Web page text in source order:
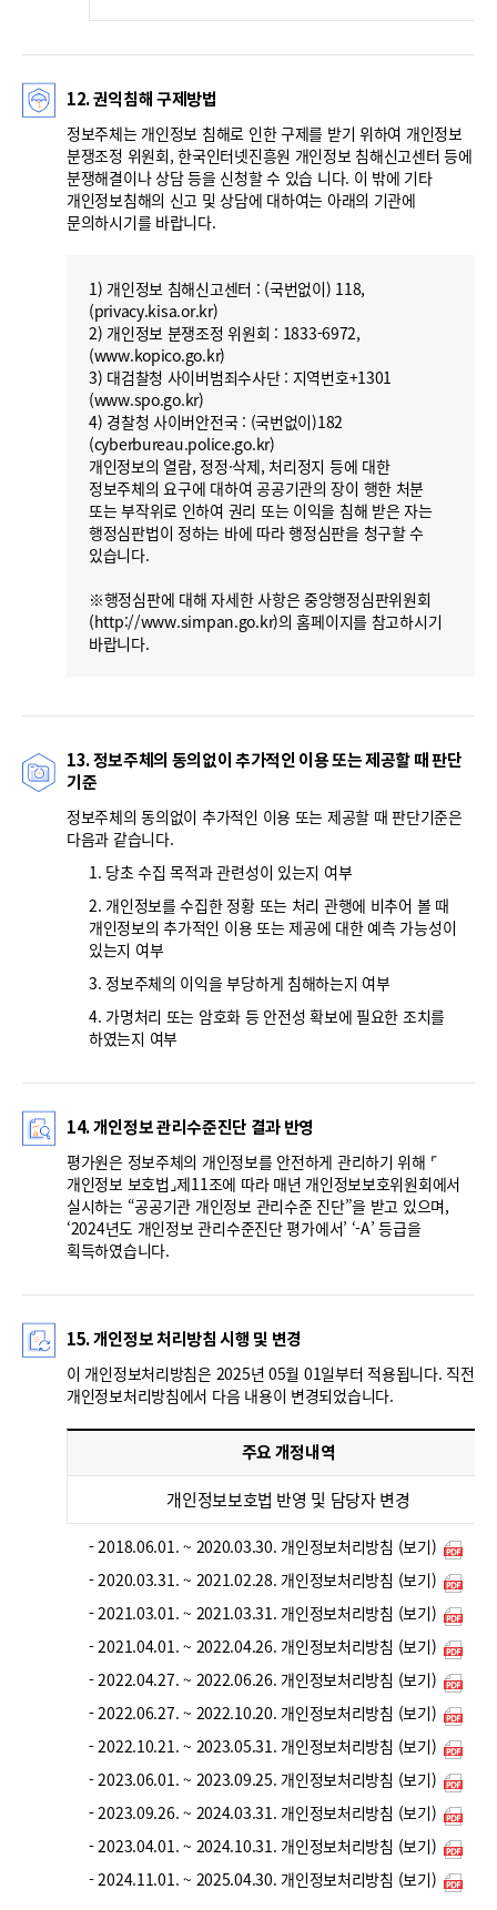
12. 권익침해 구제방법
정보주체는 개인정보 침해로 인한 구제를 받기 위하여 개인정보
분쟁조정 위원회, 한국인터넷진흥원 개인정보 침해신고센터 등에
분쟁해결이나 상담 등을 신청할 수 있습 니다. 이 밖에 기타
개인정보침해의 신고 및 상담에 대하여는 아래의 기관에
문의하시기를 바랍니다.
1) 개인정보 침해신고센터 : (국번없이) 118,
(privacy.kisa.or.kr)
2) 개인정보 분쟁조정 위원회 : 1833-6972,
(www.kopico.go.kr)
3) 대검찰청 사이버범죄수사단 : 지역번호+1301
(www.spo.go.kr)
4) 경찰청 사이버안전국 : (국번없이)182
(cyberbureau.police.go.kr)
개인정보의 열람, 정정·삭제, 처리정지 등에 대한
정보주체의 요구에 대하여 공공기관의 장이 행한 처분
또는 부작위로 인하여 권리 또는 이익을 침해 받은 자는
행정심판법이 정하는 바에 따라 행정심판을 청구할 수
있습니다.
※행정심판에 대해 자세한 사항은 중앙행정심판위원회
(http://www.simpan.go.kr)의 홈페이지를 참고하시기
바랍니다.
13. 정보주체의 동의없이 추가적인 이용 또는 제공할 때 판단
기준
정보주체의 동의없이 추가적인 이용 또는 제공할 때 판단기준은
다음과 같습니다.
1. 당초 수집 목적과 관련성이 있는지 여부
2. 개인정보를 수집한 정황 또는 처리 관행에 비추어 볼 때
개인정보의 추가적인 이용 또는 제공에 대한 예측 가능성이
있는지 여부
3. 정보주체의 이익을 부당하게 침해하는지 여부
4. 가명처리 또는 암호화 등 안전성 확보에 필요한 조치를
하였는지 여부
14. 개인정보 관리수준진단 결과 반영
평가원은 정보주체의 개인정보를 안전하게 관리하기 위해 ⌜
개인정보 보호법⌟제11조에 따라 매년 개인정보보호위원회에서
실시하는 “공공기관 개인정보 관리수준 진단”을 받고 있으며,
‘2024년도 개인정보 관리수준진단 평가에서’ ‘-A’ 등급을
획득하였습니다.
15. 개인정보 처리방침 시행 및 변경
이 개인정보처리방침은 2025년 05월 01일부터 적용됩니다. 직전
개인정보처리방침에서 다음 내용이 변경되었습니다.
주요 개정내역
개인정보보호법 반영 및 담당자 변경
- 2018.06.01. ~ 2020.03.30. 개인정보처리방침 (보기)
- 2020.03.31. ~ 2021.02.28. 개인정보처리방침 (보기)
- 2021.03.01. ~ 2021.03.31. 개인정보처리방침 (보기)
- 2021.04.01. ~ 2022.04.26. 개인정보처리방침 (보기)
- 2022.04.27. ~ 2022.06.26. 개인정보처리방침 (보기)
- 2022.06.27. ~ 2022.10.20. 개인정보처리방침 (보기)
- 2022.10.21. ~ 2023.05.31. 개인정보처리방침 (보기)
- 2023.06.01. ~ 2023.09.25. 개인정보처리방침 (보기)
- 2023.09.26. ~ 2024.03.31. 개인정보처리방침 (보기)
- 2023.04.01. ~ 2024.10.31. 개인정보처리방침 (보기)
- 2024.11.01. ~ 2025.04.30. 개인정보처리방침 (보기)